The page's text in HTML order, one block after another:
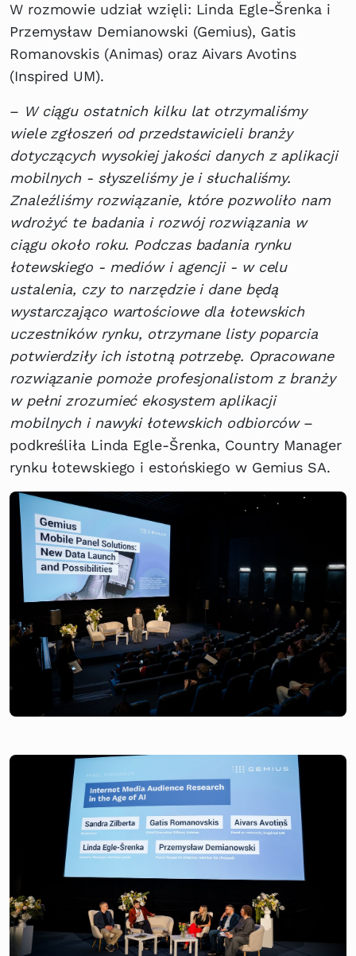
W rozmowie udział wzięli: Linda Egle-Šrenka i
Przemysław Demianowski (Gemius), Gatis
Romanovskis (Animas) oraz Aivars Avotins
(Inspired UM).
– W ciągu ostatnich kilku lat otrzymaliśmy
wiele zgłoszeń od przedstawicieli branży
dotyczących wysokiej jakości danych z aplikacji
mobilnych - słyszeliśmy je i słuchaliśmy.
Znaleźliśmy rozwiązanie, które pozwoliło nam
wdrożyć te badania i rozwój rozwiązania w
ciągu około roku. Podczas badania rynku
łotewskiego - mediów i agencji - w celu
ustalenia, czy to narzędzie i dane będą
wystarczająco wartościowe dla łotewskich
uczestników rynku, otrzymane listy poparcia
potwierdziły ich istotną potrzebę. Opracowane
rozwiązanie pomoże profesjonalistom z branży
w pełni zrozumieć ekosystem aplikacji
mobilnych i nawyki łotewskich odbiorców–
podkreśliła Linda Egle-Šrenka, Country Manager
rynku łotewskiego i estońskiego w Gemius SA.